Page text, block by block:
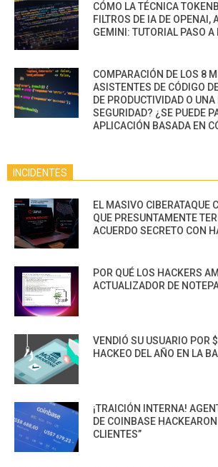
CÓMO LA TÉCNICA
FILTROS DE IA DE OPENAI,
GEMINI: TUTORIAL PASO A
COMPARACIÓN DE LOS 8
ASISTENTES DE CÓDIGO
DE PRODUCTIVIDAD O
SEGURIDAD? ¿SE PUEDE
APLICACIÓN BASADA EN
INCIDENTES
EL MASIVO CIBERATAQUE
QUE PRESUNTAMENTE
ACUERDO SECRETO CON
POR QUÉ LOS HACKERS
ACTUALIZADOR DE
VENDIÓ SU USUARIO POR
HACKEO DEL AÑO EN LA
¡TRAICIÓN INTERNA!
DE COINBASE
CLIENTES”